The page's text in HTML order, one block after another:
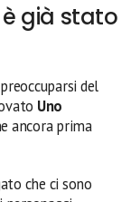
è già stato
del
Uno
ancora prima
che ci sono